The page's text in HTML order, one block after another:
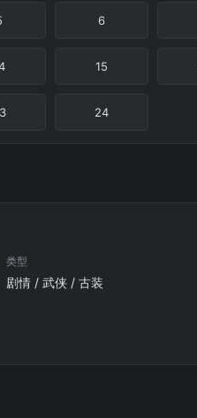
6
15
24
类型
剧情 / 武侠 / 古装